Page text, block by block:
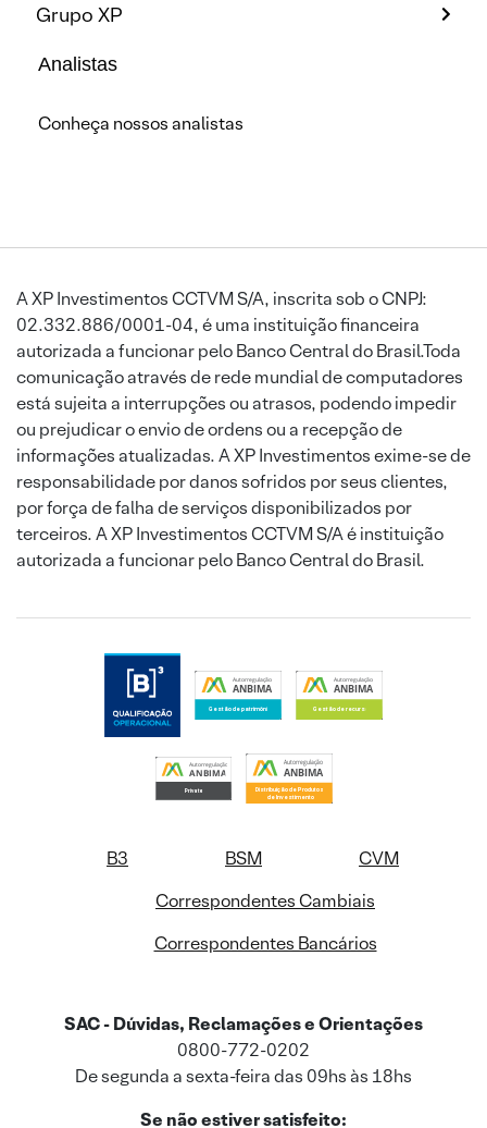
Grupo XP
Analistas
Conheça nossos analistas
A XP Investimentos CCTVM S/A, inscrita sob o CNPJ:
02.332.886/0001-04, é uma instituição financeira
autorizada a funcionar pelo Banco Central do Brasil.Toda
comunicação através de rede mundial de computadores
está sujeita a interrupções ou atrasos, podendo impedir
ou prejudicar o envio de ordens ou a recepção de
informações atualizadas. A XP Investimentos exime-se de
responsabilidade por danos sofridos por seus clientes,
por força de falha de serviços disponibilizados por
terceiros. A XP Investimentos CCTVM S/A é instituição
autorizada a funcionar pelo Banco Central do Brasil.
B3 BSM
CVM
Correspondentes Cambiais
Correspondentes Bancários
SAC - Dúvidas, Reclamações e Orientações
0800-772-0202
De segunda a sexta-feira das 09hs às 18hs
Se não estiver satisfeito: